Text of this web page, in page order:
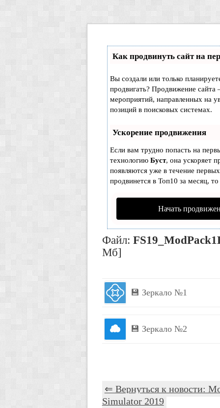
Как продвинуть сайт на
Вы создали или только
продвигать? Продвижение сайта
мероприятий, направленных на
позиций в поисковых системах.
Ускорение продвижения
Если вам трудно попасть на
технологию Буст, она ускоряет
появляются уже в течение
продвинется в Топ10 за месяц,
Начать
Файл:
Мб]
💾 Зеркало №1
💾 Зеркало №2
⇐ Вернуться к новости:
Simulator 2019